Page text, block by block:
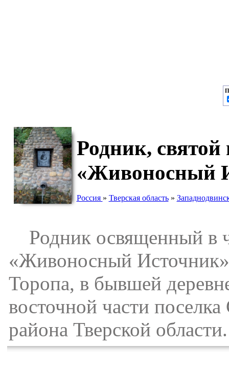
Родник,
«Живоносный
Россия » Тверская область»
Родник освященный в
«Живоносный Источник»
Торопа, в бывшей
восточной части
района Тверской области.